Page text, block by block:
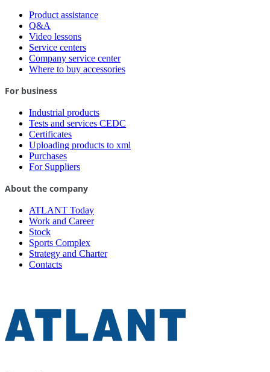
Product assistance
Q&A
Video lessons
Service centers
Company service center
Where to buy accessories
For business
Industrial products
Tests and services CEDC
Certificates
Uploading products to xml
Purchases
For Suppliers
About the company
ATLANT Today
Work and Career
Stock
Sports Complex
Strategy and Charter
Contacts